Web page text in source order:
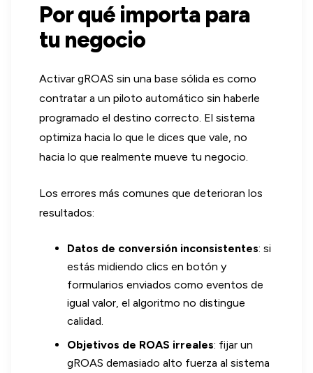
Por qué importa para
tu negocio
Activar gROAS sin una base sólida es como
contratar a un piloto automático sin haberle
programado el destino correcto. El sistema
optimiza hacia lo que le dices que vale, no
hacia lo que realmente mueve tu negocio.
Los errores más comunes que deterioran los
resultados:
Datos de conversión inconsistentes: si
estás midiendo clics en botón y
formularios enviados como eventos de
igual valor, el algoritmo no distingue
calidad.
Objetivos de ROAS irreales: fijar un
gROAS demasiado alto fuerza al sistema